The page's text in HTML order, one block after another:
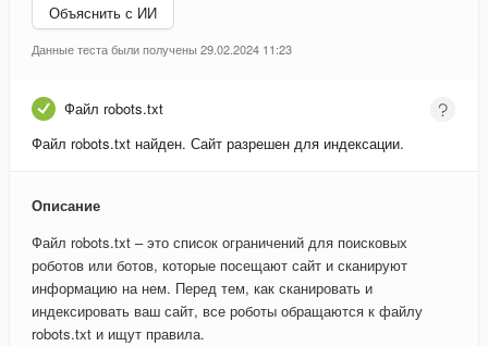
Объяснить с ИИ
Данные теста были получены 29.02.2024 11:23
Файл robots.txt
Файл robots.txt найден. Сайт разрешен для индексации.
Описание
Файл robots.txt – это список ограничений для поисковых
роботов или ботов, которые посещают сайт и сканируют
информацию на нем. Перед тем, как сканировать и
индексировать ваш сайт, все роботы обращаются к файлу
robots.txt и ищут правила.